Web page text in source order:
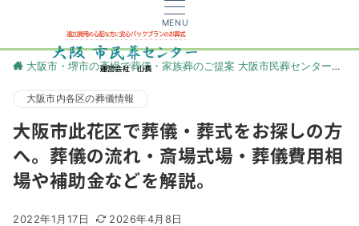
MENU
大阪市・堺市の斎場で葬儀・家族葬のご提案 大阪市民葬センター
大阪市内各区の葬儀情報
大阪市此花区で葬儀・葬式をお探しの方
へ。葬儀の流れ・斎場式場・葬儀費用相
場や補助金などを解説。
2022年1月17日 2026年4月8日